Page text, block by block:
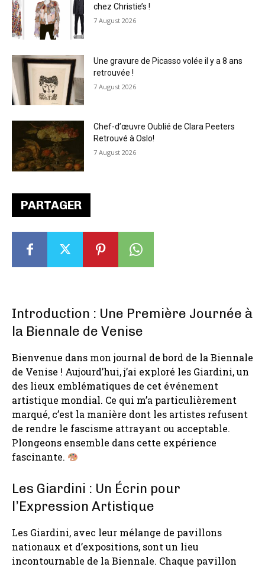
PARTAGER
Introduction : Une Première Journée à
la Biennale de Venise
Bienvenue dans mon journal de bord de la Biennale
de Venise ! Aujourd’hui, j’ai exploré les Giardini, un
des lieux emblématiques de cet événement
artistique mondial. Ce qui m’a particulièrement
marqué, c’est la manière dont les artistes refusent
de rendre le fascisme attrayant ou acceptable.
Plongeons ensemble dans cette expérience
fascinante.
Les Giardini : Un Écrin pour
l’Expression Artistique
Les Giardini, avec leur mélange de pavillons
nationaux et d’expositions, sont un lieu
incontournable de la Biennale. Chaque pavillon
chez Christie’s !
7 August 2026
Une gravure de Picasso volée il y a 8 ans
retrouvée !
7 August 2026
Chef-d’œuvre Oublié de Clara Peeters
Retrouvé à Oslo!
7 August 2026